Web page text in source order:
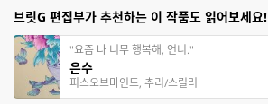
브릿G 편집부가 추천하는 이 작품도 읽어보세요!
"요즘 나 너무 행복해, 언니."
은수
피스오브마인드, 추리/스릴러